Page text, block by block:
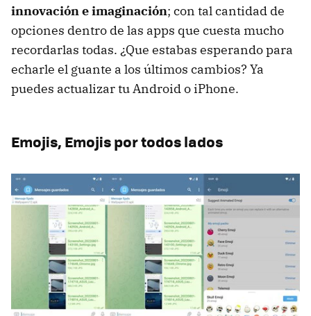
innovación e imaginación; con tal cantidad de
opciones dentro de las apps que cuesta mucho
recordarlas todas. ¿Que estabas esperando para
echarle el guante a los últimos cambios? Ya
puedes actualizar tu Android o iPhone.
Emojis, Emojis por todos lados